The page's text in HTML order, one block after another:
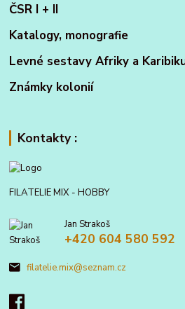
ČSR I + II
Katalogy, monografie
Levné sestavy Afriky a
Známky kolonií
Kontakty :
FILATELIE MIX - HOBBY
Jan Strakoš
+420 604 580 592
filatelie.mix@seznam.cz